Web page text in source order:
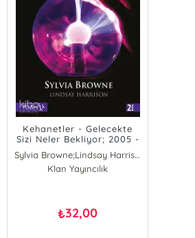
Kehanetler - Gelecekte
Sizi Neler Bekliyor; 2005 -
2100; 2005 - 2100
Sylvia Browne;Lindsay Harrison
Klan Yayıncılık
₺32,00